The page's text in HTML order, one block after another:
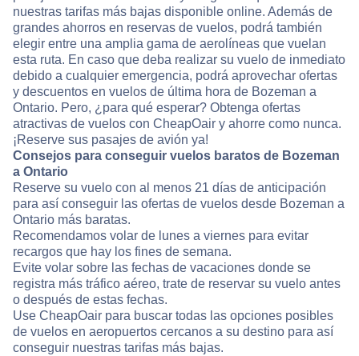
nuestras tarifas más bajas disponible online. Además de
grandes ahorros en reservas de vuelos, podrá también
elegir entre una amplia gama de aerolíneas que vuelan
esta ruta. En caso que deba realizar su vuelo de inmediato
debido a cualquier emergencia, podrá aprovechar ofertas
y descuentos en vuelos de última hora de Bozeman a
Ontario. Pero, ¿para qué esperar? Obtenga ofertas
atractivas de vuelos con CheapOair y ahorre como nunca.
¡Reserve sus pasajes de avión ya!
Consejos para conseguir vuelos baratos de Bozeman
a Ontario
Reserve su vuelo con al menos 21 días de anticipación
para así conseguir las ofertas de vuelos desde Bozeman a
Ontario más baratas.
Recomendamos volar de lunes a viernes para evitar
recargos que hay los fines de semana.
Evite volar sobre las fechas de vacaciones donde se
registra más tráfico aéreo, trate de reservar su vuelo antes
o después de estas fechas.
Use CheapOair para buscar todas las opciones posibles
de vuelos en aeropuertos cercanos a su destino para así
conseguir nuestras tarifas más bajas.